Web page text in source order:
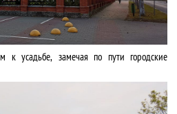
к усадьбе, замечая по пути городские